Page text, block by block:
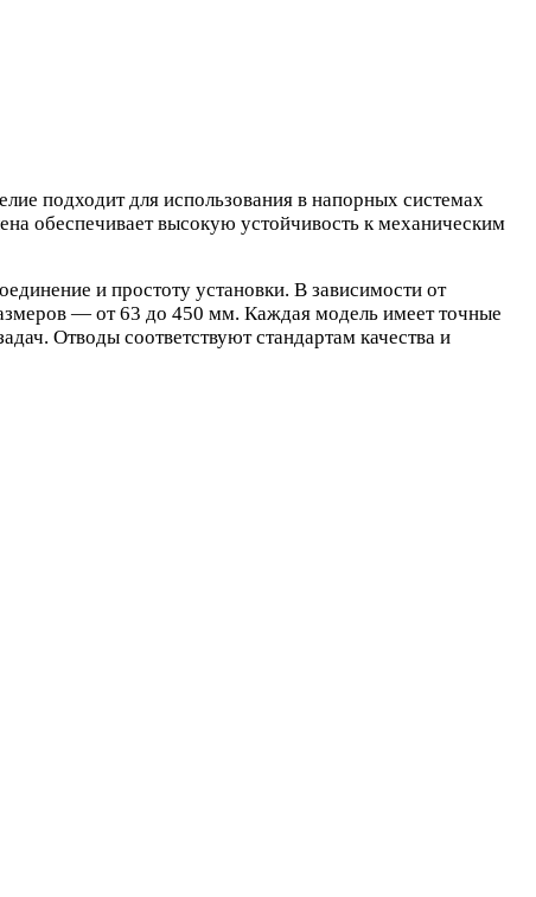
подходит для использования в напорных системах
обеспечивает высокую устойчивость к механическим
и простоту установки. В зависимости от
— от 63 до 450 мм. Каждая модель имеет точные
Отводы соответствуют стандартам качества и